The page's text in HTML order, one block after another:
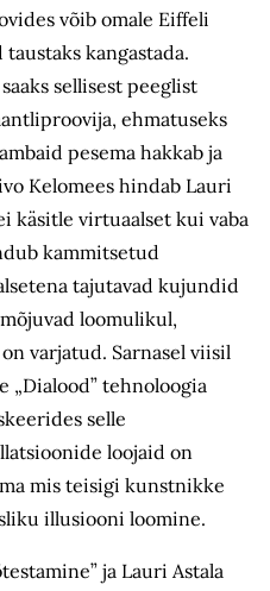
võib omale Eiffeli
kangastada.
sellisest peeglist
ehmatuseks
pesema hakkab ja
Kelomees hindab Lauri
käsitle virtuaalset kui vaba
kammitsetud
tajutavad kujundid
loomulikul,
varjatud. Sarnasel viisil
„Dialood” tehnoloogia
selle
loojaid on
mis teisigi kunstnikke
illusiooni loomine.
ja Lauri Astala